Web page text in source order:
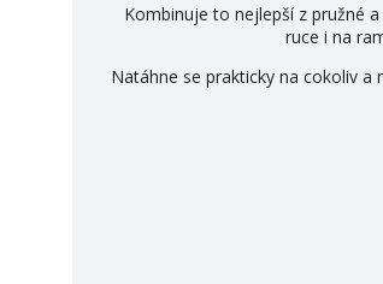
Kombinuje to nejlepší z pružné
ruce i na
Natáhne se prakticky na cokoliv